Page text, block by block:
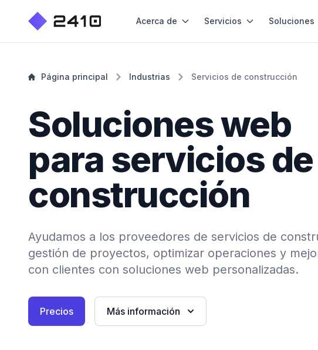
Acerca de Servicios Soluciones
Página principal Industrias Servicios de construcción
Soluciones web
para servicios de
construcción
Ayudamos a los proveedores de servicios de
gestión de proyectos, optimizar operaciones y
con clientes con soluciones web personalizadas.
Precios Más información